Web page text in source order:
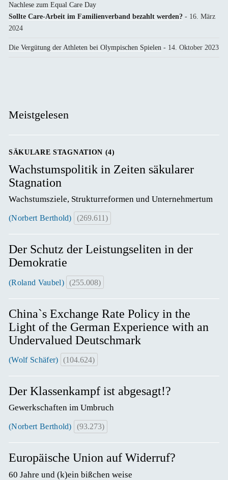
Nachlese zum Equal Care Day
Sollte Care-Arbeit im Familienverband bezahlt werden? - 16. März
2024
Die Vergütung der Athleten bei Olympischen Spielen - 14. Oktober 2023
Meistgelesen
SÄKULARE STAGNATION (4)
Wachstumspolitik in Zeiten säkularer
Stagnation
Wachstumsziele, Strukturreformen und Unternehmertum
(Norbert Berthold) (269.611)
Der Schutz der Leistungseliten in der
Demokratie
(Roland Vaubel) (255.008)
China`s Exchange Rate Policy in the
Light of the German Experience with an
Undervalued Deutschmark
(Wolf Schäfer) (104.624)
Der Klassenkampf ist abgesagt!?
Gewerkschaften im Umbruch
(Norbert Berthold) (93.273)
Europäische Union auf Widerruf?
60 Jahre und (k)ein bißchen weise